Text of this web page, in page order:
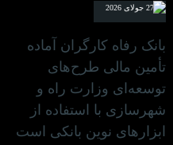
27 جولای 2026
بانک رفاه کارگران آماده
تأمین مالی طرح‌های
توسعه‌ای وزارت راه و
شهرسازی با استفاده از
ابزارهای نوین بانکی است